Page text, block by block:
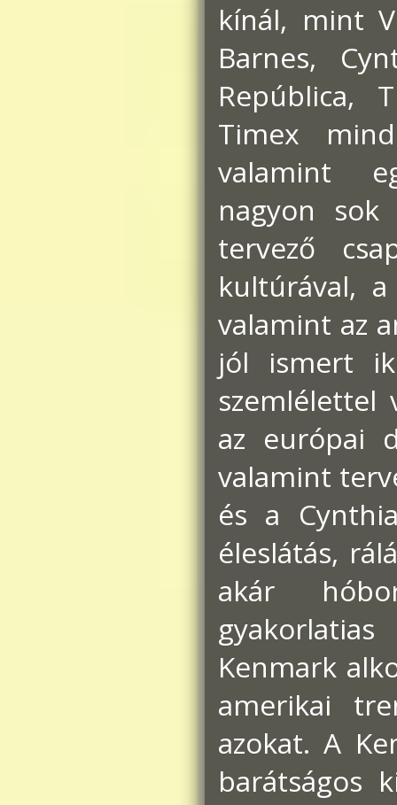
kínál, mint
Barnes,
República,
Timex
valamint
nagyon
tervező
kultúrával,
valamint az
jól ismert
szemlélettel
az európai
valamint
és a
éleslátás,
akár
Kenmark
amerikai
azokat. A
barátságos